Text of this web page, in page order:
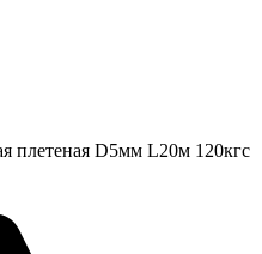
плетеная D5мм L20м 120кгс